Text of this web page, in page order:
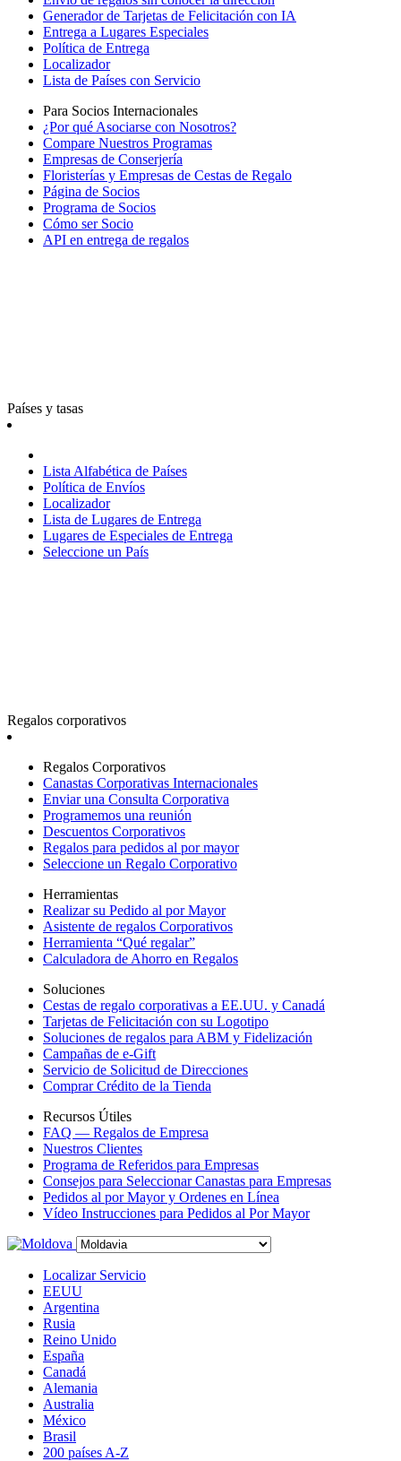
Generador de Tarjetas de Felicitación con IA
Entrega a Lugares Especiales
Política de Entrega
Localizador
Lista de Países con Servicio
Para Socios Internacionales
¿Por qué Asociarse con Nosotros?
Compare Nuestros Programas
Empresas de Conserjería
Floristerías y Empresas de Cestas de Regalo
Página de Socios
Programa de Socios
Cómo ser Socio
API en entrega de regalos
Países y tasas
Lista Alfabética de Países
Política de Envíos
Localizador
Lista de Lugares de Entrega
Lugares de Especiales de Entrega
Seleccione un País
Regalos corporativos
Regalos Corporativos
Canastas Corporativas Internacionales
Enviar una Consulta Corporativa
Programemos una reunión
Descuentos Corporativos
Regalos para pedidos al por mayor
Seleccione un Regalo Corporativo
Herramientas
Realizar su Pedido al por Mayor
Asistente de regalos Corporativos
Herramienta “Qué regalar”
Calculadora de Ahorro en Regalos
Soluciones
Cestas de regalo corporativas a EE.UU. y Canadá
Tarjetas de Felicitación con su Logotipo
Soluciones de regalos para ABM y Fidelización
Campañas de e-Gift
Servicio de Solicitud de Direcciones
Comprar Crédito de la Tienda
Recursos Útiles
FAQ — Regalos de Empresa
Nuestros Clientes
Programa de Referidos para Empresas
Consejos para Seleccionar Canastas para Empresas
Pedidos al por Mayor y Ordenes en Línea
Vídeo Instrucciones para Pedidos al Por Mayor
Localizar Servicio
EEUU
Argentina
Rusia
Reino Unido
España
Canadá
Alemania
Australia
México
Brasil
200 países A-Z